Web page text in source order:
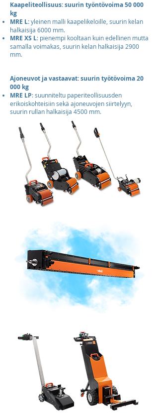
Kaapeliteollisuus: suurin työntövoima 50 000
kg
MRE L:yleinen malli kaapelikeloille, suurin kelan
halkaisija 6000 mm.
MRE XS L: pienempi kooltaan kuin edellinen mutta
samalla voimakas, suurin kelan halkaisija 2900
mm.
Ajoneuvot ja vastaavat: suurin työtövoima 20
000 kg
MRE LP: suunniteltu paperiteollisuusden
erikoiskohteisiin sekä ajoneuvojen siirtelyyn,
suurin rullan halkaisija 4500 mm.